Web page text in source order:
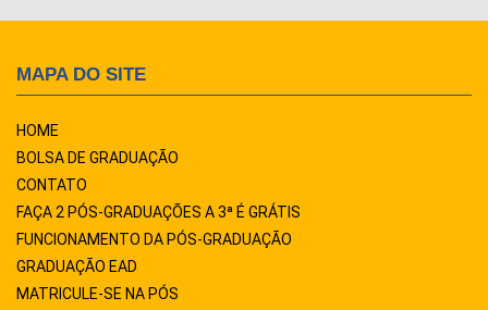
MAPA DO SITE
HOME
BOLSA DE GRADUAÇÃO
CONTATO
FAÇA 2 PÓS-GRADUAÇÕES A 3ª É GRÁTIS
FUNCIONAMENTO DA PÓS-GRADUAÇÃO
GRADUAÇÃO EAD
MATRICULE-SE NA PÓS